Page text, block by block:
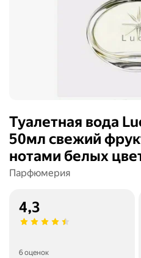
Туалетная вода
50мл свежий
нотами белых
Парфюмерия
4,3
6 оценок